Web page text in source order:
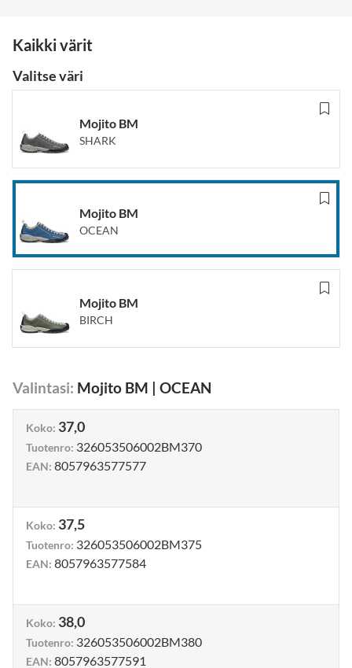
Kaikki värit
Valitse väri
Mojito BM
SHARK
Mojito BM
OCEAN
Mojito BM
BIRCH
Valintasi: Mojito BM | OCEAN
Koko: 37,0
Tuotenro: 326053506002BM370
EAN: 8057963577577
Koko: 37,5
Tuotenro: 326053506002BM375
EAN: 8057963577584
Koko: 38,0
Tuotenro: 326053506002BM380
EAN: 8057963577591